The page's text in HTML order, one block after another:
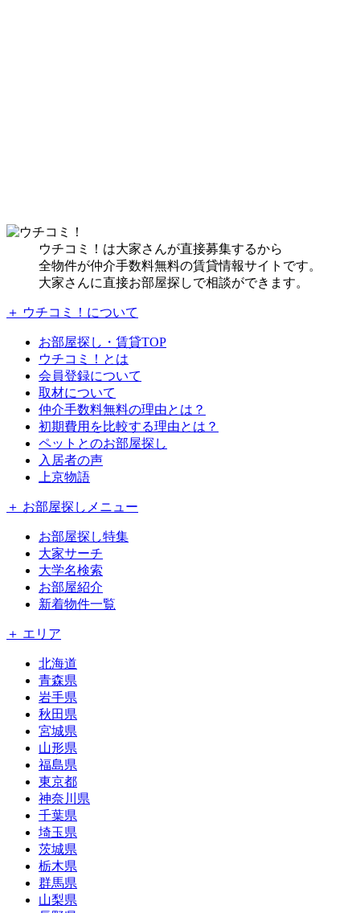
ウチコミ！は大家さんが直接募集するから
全物件が仲介手数料無料の賃貸情報サイトです。
大家さんに直接お部屋探しで相談ができます。
＋ ウチコミ！について
お部屋探し・賃貸TOP
ウチコミ！とは
会員登録について
取材について
仲介手数料無料の理由とは？
初期費用を比較する理由とは？
ペットとのお部屋探し
入居者の声
上京物語
＋ お部屋探しメニュー
お部屋探し特集
大家サーチ
大学名検索
お部屋紹介
新着物件一覧
＋ エリア
北海道
青森県
岩手県
秋田県
宮城県
山形県
福島県
東京都
神奈川県
千葉県
埼玉県
茨城県
栃木県
群馬県
山梨県